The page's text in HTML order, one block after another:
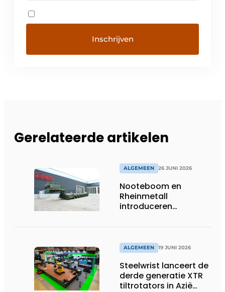
Gerelateerde artikelen
ALGEMEEN 26 JUNI 2026
Nooteboom en
Rheinmetall
introduceren
ALGEMEEN 19 JUNI 2026
Steelwrist lanceert de
derde generatie XTR
tiltrotators in Azië